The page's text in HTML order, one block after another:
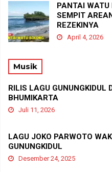
PANTAI WATU
SEMPIT
REZEKINYA
April 4, 2026
Musik
RILIS LAGU GUNUNGKIDUL
BHUMIKARTA
Juli 11, 2026
LAGU JOKO PARWOTO
GUNUNGKIDUL
Desember 24, 2025